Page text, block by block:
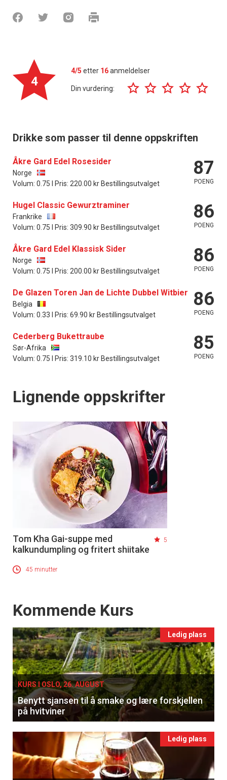
4
4/5 etter 16anmeldelser
Din vurdering:
Drikke som passer til denne oppskriften
Åkre Gard Edel Rosesider
Norge
Volum: 0.75 l Pris: 220.00 kr Bestillingsutvalget
87
POENG
Hugel Classic Gewurztraminer
Frankrike
Volum: 0.75 l Pris: 309.90 kr Bestillingsutvalget
86
POENG
Åkre Gard Edel Klassisk Sider
Norge
Volum: 0.75 l Pris: 200.00 kr Bestillingsutvalget
86
POENG
De Glazen Toren Jan de Lichte Dubbel Witbier
Belgia
Volum: 0.33 l Pris: 69.90 kr Bestillingsutvalget
86
POENG
Cederberg Bukettraube
Sør-Afrika
Volum: 0.75 l Pris: 319.10 kr Bestillingsutvalget
85
POENG
Lignende oppskrifter
Tom Kha Gai-suppe med
kalkundumpling og fritert shiitake
5
45 minutter
Events
Kommende Kurs
Ledig plass
KURS I OSLO, 26. AUGUST
Benytt sjansen til å smake og lære forskjellen
på hvitviner
Ledig plass